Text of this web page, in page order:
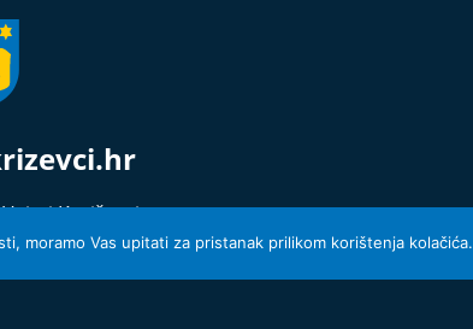
Korištenja
Križevci
moramo Vas upitati za pristanak prilikom korištenja kolačića.